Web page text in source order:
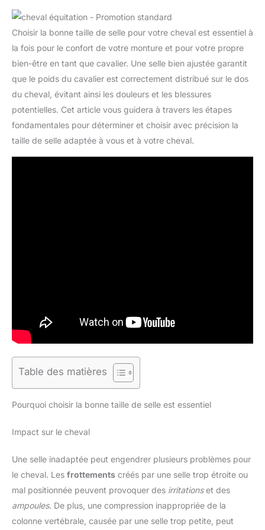
Choisir la bonne taille de selle pour votre cheval est essentiel à
la fois pour le confort de votre monture et pour votre propre
bien-être en tant que cavalier. Une selle bien ajustée garantit
que le poids du cavalier est correctement distribué sur le dos
du cheval, évitant ainsi les douleurs et les blessures
potentielles. Cet article vous guidera à travers les étapes
fondamentales pour déterminer et choisir avec précision la
taille de selle adaptée à vous et à votre cheval.
Table des matières
Pourquoi choisir la bonne taille de selle est essentiel
Impact sur le cheval
Une selle inadaptée peut engendrer plusieurs problèmes pour
le cheval. Les frottements créés par une selle trop étroite ou
mal positionnée peuvent provoquer des irritationset des
ampoules. De plus, une compression inappropriée de la
colonne vertébrale, causée par une selle trop petite, peut